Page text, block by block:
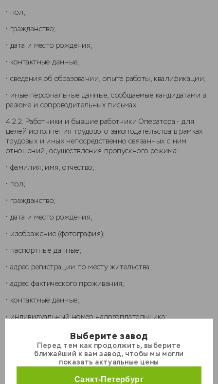
КРС
МРС
Свиньи
Выберите завод
Перед тем как продолжить, выберите
ближайший к вам завод, чтобы мы могли
показать актуальные цены
Санкт-Петербург
• пол;
• гражданство;
• дата и место рождения;
• контактные данные;
• сведения об образовании, опыте работы, квалификации;
• иные персональные данные, сообщаемые кандидатами в
резюме и сопроводительных письмах.
4.2.2. Работники и бывшие работники Оператора - для
целей исполнения трудового законодательства в рамках
трудовых и иных непосредственно связанных с ним
отношений, осуществления пропускного режима:
• фамилия, имя, отчество;
• пол;
• гражданство;
• дата и место рождения;
• изображение (фотография);
• паспортные данные;
• адрес регистрации по месту жительства;
• адрес фактического проживания;
• контактные данные;
• индивидуальный номер налогоплательщика;
• страховой номер индивидуального лицевого счета
• сведения об образовании, квалификации,